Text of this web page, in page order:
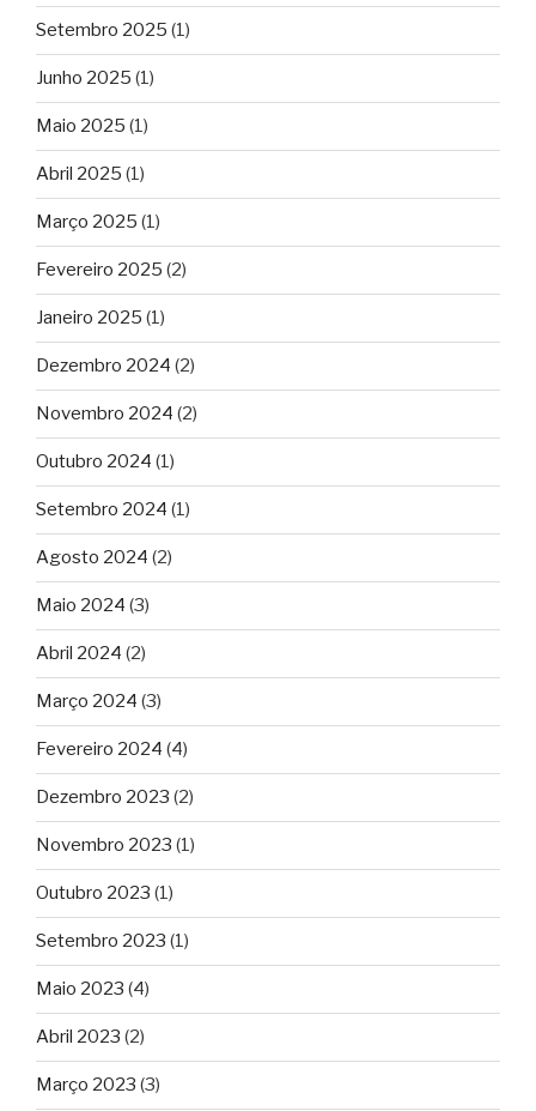
Setembro 2025 (1)
Junho 2025 (1)
Maio 2025 (1)
Abril 2025 (1)
Março 2025 (1)
Fevereiro 2025 (2)
Janeiro 2025 (1)
Dezembro 2024 (2)
Novembro 2024 (2)
Outubro 2024 (1)
Setembro 2024 (1)
Agosto 2024 (2)
Maio 2024 (3)
Abril 2024 (2)
Março 2024 (3)
Fevereiro 2024 (4)
Dezembro 2023 (2)
Novembro 2023 (1)
Outubro 2023 (1)
Setembro 2023 (1)
Maio 2023 (4)
Abril 2023 (2)
Março 2023 (3)